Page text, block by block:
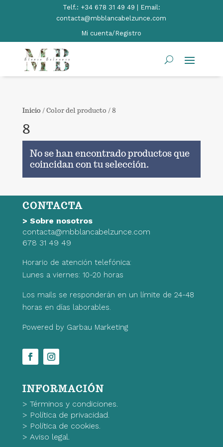
Telf.: +34 678 31 49 49 | Email:
contacta@mbblancabelzunce.com
Mi cuenta/Registro
Inicio / Color del producto / 8
8
No se han encontrado productos que
coincidan con tu selección.
CONTACTA
> Sobre nosotros
contacta@mbblancabelzunce.com
678 31 49 49
Horario de atención telefónica:
Lunes a viernes: 10-20 horas
Los mails se responderán en un límite de 24-48
horas en días laborables.
Powered by Garbau Marketing
INFORMACIÓN
> Términos y condiciones.
> Política de privacidad.
> Política de cookies.
> Aviso legal.